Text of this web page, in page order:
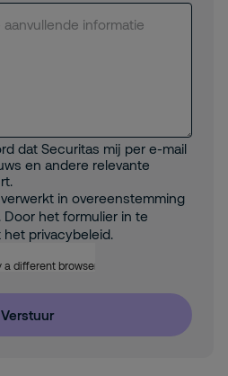
dat Securitas mij per e-mail
en andere relevante
in overeenstemming
. Door het formulier in te
privacybeleid.
different browser
Verstuur